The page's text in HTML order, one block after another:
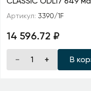
абажур ткань/
Торшер E14 40W 220V
Артикул: 3390/1F
14 596.72 ₽
В